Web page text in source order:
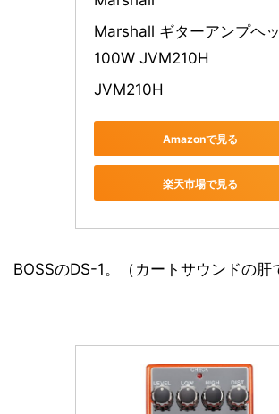
Marshall ギターアンプヘ
100W JVM210H
JVM210H
Amazonで見る
楽天市場で見る
BOSSのDS-1。（カートサウンドの肝